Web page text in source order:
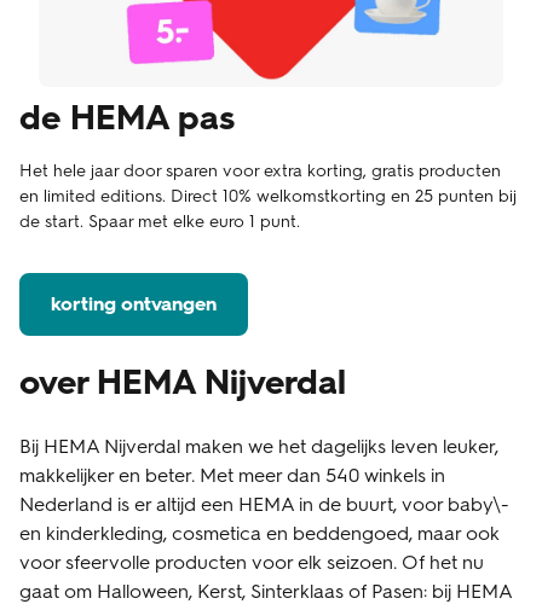
de HEMA pas
Het hele jaar door sparen voor extra korting, gratis producten
en limited editions. Direct 10% welkomstkorting en 25 punten bij
de start. Spaar met elke euro 1 punt.
korting ontvangen
over HEMA Nijverdal
Bij HEMA Nijverdal maken we het dagelijks leven leuker,
makkelijker en beter. Met meer dan 540 winkels in
Nederland is er altijd een HEMA in de buurt, voor baby\-
en kinderkleding, cosmetica en beddengoed, maar ook
voor sfeervolle producten voor elk seizoen. Of het nu
gaat om Halloween, Kerst, Sinterklaas of Pasen: bij HEMA